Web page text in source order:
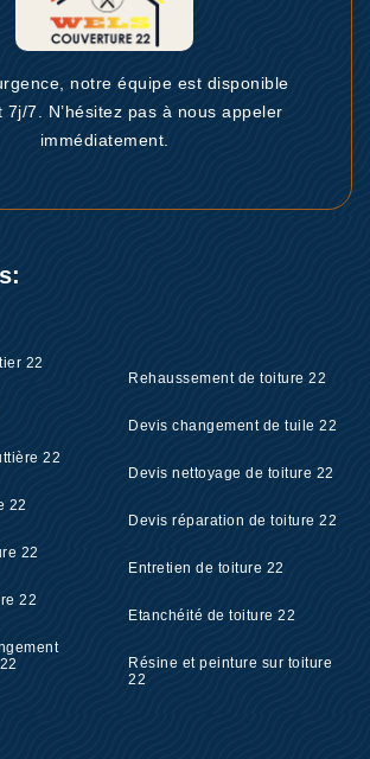
notre équipe est disponible
7j/7. N’hésitez pas à nous appeler
immédiatement.
22
22
22
22
22
Rehaussement de toiture 22
Devis changement de tuile 22
Devis nettoyage de toiture 22
Devis réparation de toiture 22
Entretien de toiture 22
Etanchéité de toiture 22
Résine et peinture sur toiture
22